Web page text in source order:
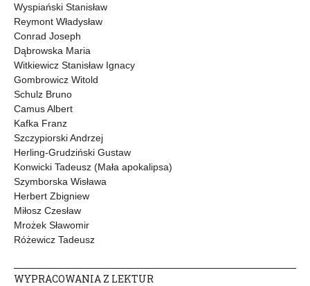
Wyspiański Stanisław
Reymont Władysław
Conrad Joseph
Dąbrowska Maria
Witkiewicz Stanisław Ignacy
Gombrowicz Witold
Schulz Bruno
Camus Albert
Kafka Franz
Szczypiorski Andrzej
Herling-Grudziński Gustaw
Konwicki Tadeusz (Mała apokalipsa)
Szymborska Wisława
Herbert Zbigniew
Miłosz Czesław
Mrożek Sławomir
Różewicz Tadeusz
WYPRACOWANIA Z LEKTUR